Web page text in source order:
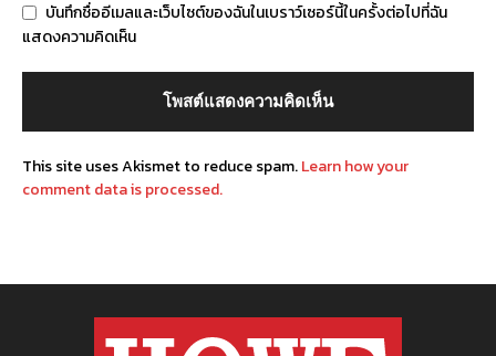
บันทึกชื่ออีเมลและเว็บไซต์ของฉันในเบราว์เซอร์นี้ในครั้งต่อไปที่ฉัน
แสดงความคิดเห็น
This site uses Akismet to reduce spam.Learn how your
comment data is processed.